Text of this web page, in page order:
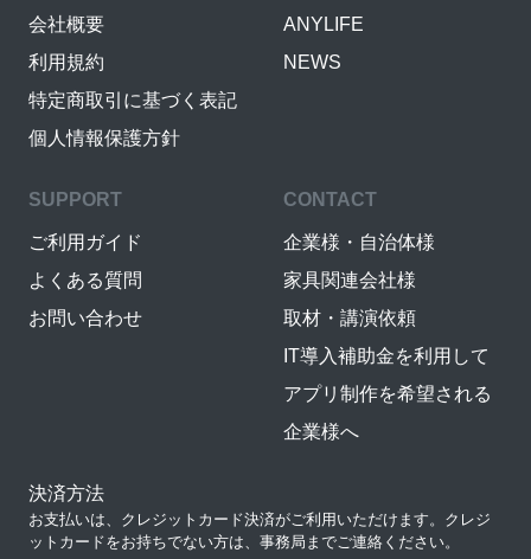
会社概要
利用規約
特定商取引に基づく表記
個人情報保護方針
ANYLIFE
NEWS
SUPPORT
ご利用ガイド
よくある質問
お問い合わせ
CONTACT
企業様・自治体様
家具関連会社様
取材・講演依頼
IT導入補助金を利用して
アプリ制作を希望される
企業様へ
決済方法
お支払いは、クレジットカード決済がご利用いただけます。クレジ
ットカードをお持ちでない方は、事務局までご連絡ください。